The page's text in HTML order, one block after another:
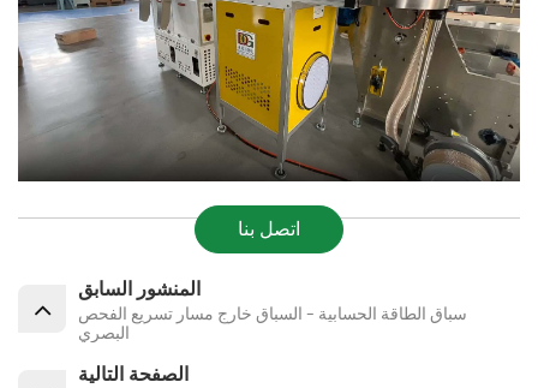
اتصل بنا
المنشور السابق
سباق الطاقة الحسابية - السباق خارج مسار تسريع الفحص
البصري
الصفحة التالية